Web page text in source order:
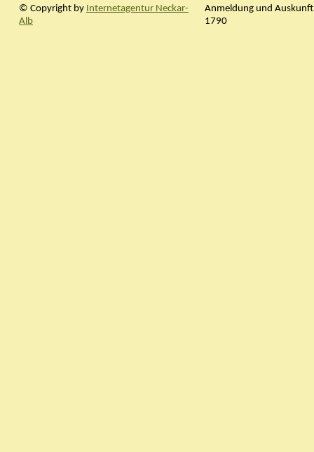
© Copyright by Internetagentur Neckar-
Alb
Anmeldung und
1790